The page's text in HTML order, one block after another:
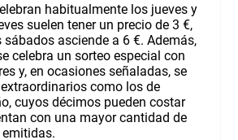
habitualmente los jueves y
suelen tener un precio de 3 €,
asciende a 6 €. Además,
celebra un sorteo especial con
y, en ocasiones señaladas, se
como los de
cuyos décimos pueden costar
con una mayor cantidad de